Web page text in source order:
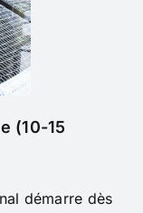
(10-15
démarre dès